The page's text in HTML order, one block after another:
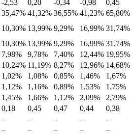
-2,53 0,20 -0,34 -0,98
0,45
35,47% 41,32% 36,55% 41,23% 65,80%
10,30% 13,99% 9,29% 16,99% 31,74%
10,30% 13,99% 9,29% 16,99% 31,74%
7,98% 9,78% 7,40% 12,44% 19,95%
10,24% 11,19% 8,27% 12,96% 14,68%
1,02% 1,08% 0,85% 1,46%
1,67%
1,12% 1,16% 0,89% 1,53%
1,75%
1,45% 1,66% 1,12% 2,09%
2,79%
0,18 0,45 0,47 0,44
0,38
– – – –
–
– – – –
–